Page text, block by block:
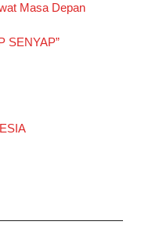
Masa Depan
SENYAP”